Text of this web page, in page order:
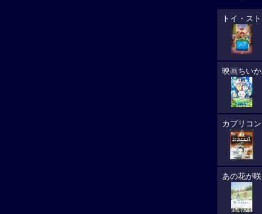
トイ・ス
映画ちい
カプリコ
あの花が